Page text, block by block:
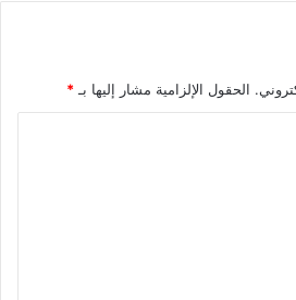
الحقول الإلزامية مشار إليها بـ *